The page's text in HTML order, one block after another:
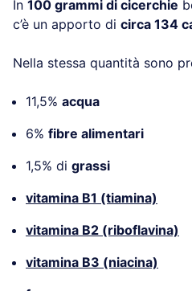
In 100 grammi di cicerchie
c’è un apporto di circa 134
Nella stessa quantità sono
11,5% acqua
6% fibre alimentari
1,5% di grassi
vitamina B1 (tiamina)
vitamina B2 (riboflavina)
vitamina B3 (niacina)